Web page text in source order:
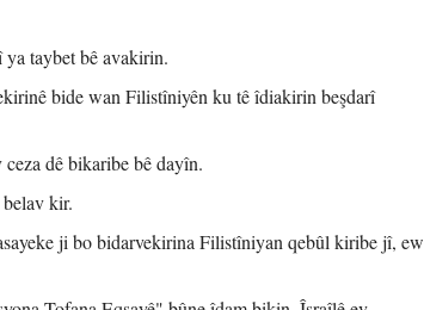
ya taybet bê avakirin.
bide wan Filistîniyên ku tê îdiakirin beşdarî
dê bikaribe bê dayîn.
kir.
ji bo bidarvekirina Filistîniyan qebûl kiribe jî, ew